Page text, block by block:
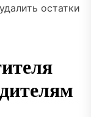
остатки